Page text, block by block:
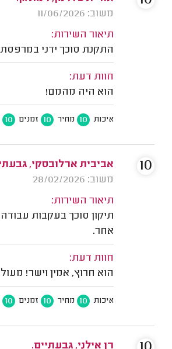
משוב: 11/06/2026
תיאור השירות:
התקנת סוכך ידני
חוות דעת:
הוא היה מהמם!
איכות 10 מחיר 10 זמנים 10
אביבית ארלובסקי,
משוב: 28/02/2026
תיאור השירות:
תיקון סוכך בעקבות
אחר.
חוות דעת:
הוא חרוץ, אמין וישר!
איכות 10 מחיר 10 זמנים 10
10
רן אילני, גבעתיים.